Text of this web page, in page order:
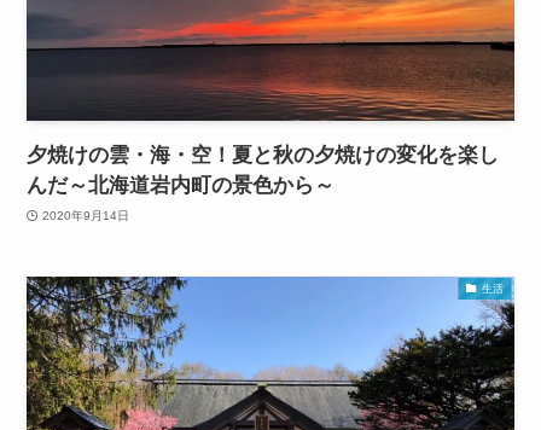
夕焼けの雲・海・空！夏と秋の夕焼けの変化を楽し
んだ～北海道岩内町の景色から～
2020年9月14日
生活